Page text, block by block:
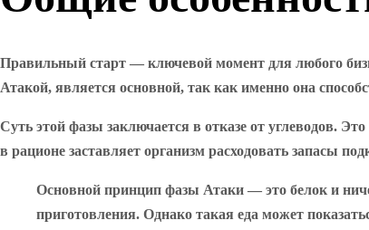
Правильный старт — ключевой момент для любого
Атакой, является основной, так как именно она
Суть этой фазы заключается в отказе от углеводов.
в рационе заставляет организм расходовать запасы
Основной принцип фазы Атаки — это белок и
приготовления. Однако такая еда может